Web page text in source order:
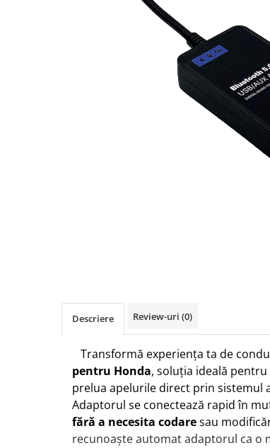
Descriere Review-uri (0)
Transformă experiența ta de
pentru Honda, soluția ideală
prelua apelurile direct prin sistemul
Adaptorul se conectează rapid în
fără a necesita codaresau
recunoaște automat adaptorul ca o